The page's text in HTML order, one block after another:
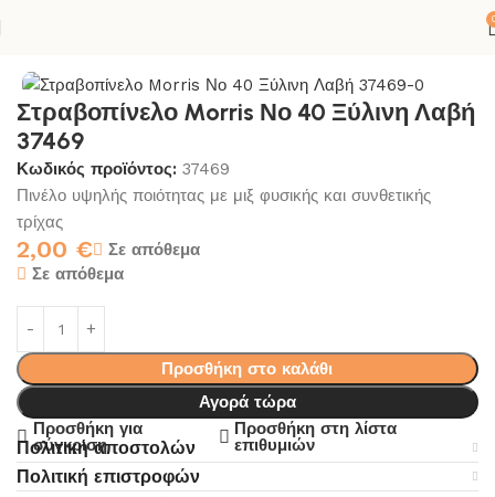
Στραβοπίνελο Morris Νο 40 Ξύλινη Λαβή
37469
Κωδικός προϊόντος: 37469
Πινέλο υψηλής ποιότητας με μιξ φυσικής και συνθετικής
τρίχας
2,00 €
Σε απόθεμα
Σε απόθεμα
Προσθήκη στο καλάθι
Αγορά τώρα
Προσθήκη για
σύγκριση
Προσθήκη στη λίστα
επιθυμιών
Πολιτική αποστολών
Πολιτική επιστροφών